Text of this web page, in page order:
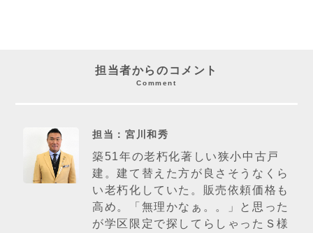
担当者からのコメント
Comment
担当：宮川和秀
築51年の老朽化著しい狭小中古戸
建。建て替えた方が良さそうなくら
い老朽化していた。販売依頼価格も
高め。「無理かなぁ。。」と思った
が学区限定で探してらしゃったＳ様